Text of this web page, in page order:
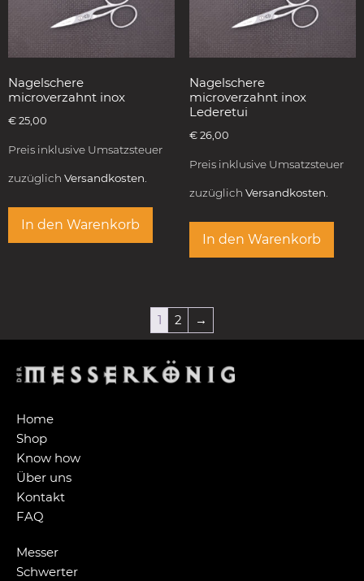
Nagelschere
microverzahnt inox
€ 25,00
Preis inklusive Umsatzsteuer
zuzüglich Versandkosten.
In den Warenkorb
Nagelschere
microverzahnt inox
Lederetui
€26,00
Preis inklusive Umsatzsteuer
zuzüglich Versandkosten.
In den Warenkorb
1 2 →
Home
Shop
Know how
Über uns
Kontakt
FAQ
Messer
Schwerter